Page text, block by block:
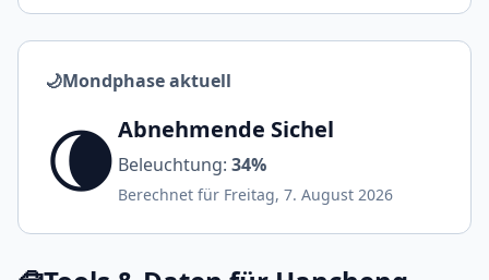
🌙Mondphase aktuell
🌘Abnehmende Sichel
Beleuchtung: 34%
Berechnet für Freitag, 7. August 2026